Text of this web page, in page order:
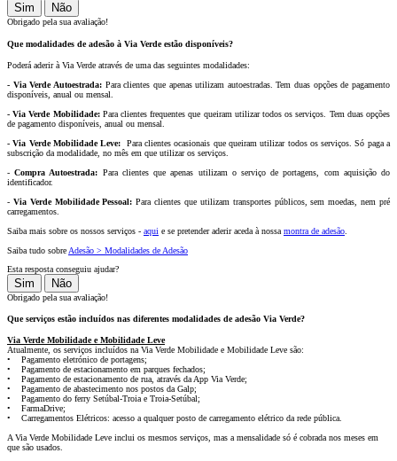
Sim Não
Obrigado pela sua avaliação!
Que modalidades de adesão à Via Verde estão disponíveis?
Poderá aderir à Via Verde através de uma das seguintes modalidades:
- Via Verde Autoestrada:Para clientes que apenas utilizam autoestradas. Tem duas opções de pagamento
disponíveis, anual ou mensal.
- Via Verde Mobilidade:Para clientes frequentes que queiram utilizar todos os serviços. Tem duas opções
de pagamento disponíveis, anual ou mensal.
- Via Verde Mobilidade Leve:
Para clientes ocasionais que queiram utilizar todos os serviços. Só paga a
subscrição da modalidade, no mês em que utilizar os serviços.
-Compra Autoestrada: Para clientes que apenas utilizam o serviço de portagens, com aquisição do
identificador.
- Via Verde Mobilidade Pessoal:Para clientes que utilizam transportes públicos, sem moedas, nem pré
carregamentos.
Saiba mais sobre os nossos serviços - aqui e se pretender aderir aceda à nossa montra de adesão
Saiba tudo sobre Adesão > Modalidades de Adesão
Esta resposta conseguiu ajudar?
Sim Não
Obrigado pela sua avaliação!
Que serviços estão incluídos nas diferentes modalidades de adesão Via Verde?
Via Verde Mobilidade e Mobilidade Leve
Atualmente, os serviços incluídos na Via Verde Mobilidade e Mobilidade Leve são:
• Pagamento eletrónico de portagens;
• Pagamento de estacionamento em parques fechados;
• Pagamento de estacionamento de rua, através da App Via Verde;
• Pagamento de abastecimento nos postos da Galp;
• Pagamento do ferry Setúbal-Troia e Troia-Setúbal;
• FarmaDrive;
• Carregamentos Elétricos: acesso a qualquer posto de carregamento elétrico da rede pública.
A Via Verde Mobilidade Leve inclui os mesmos serviços, mas a mensalidade só é cobrada nos meses em
que são usados.